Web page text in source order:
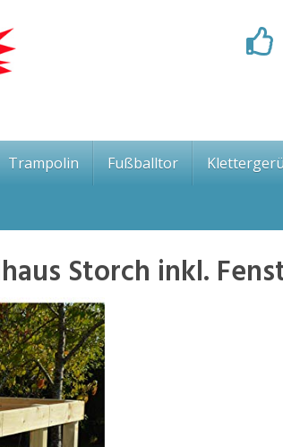
Trampolin Fußballtor
Storch inkl.